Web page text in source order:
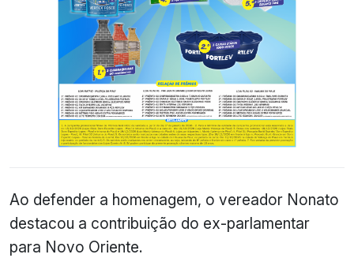
Ao defender a homenagem, o vereador Nonato
destacou a contribuição do ex-parlamentar
para Novo Oriente.